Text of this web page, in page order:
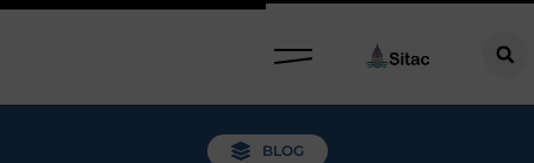
BLOG